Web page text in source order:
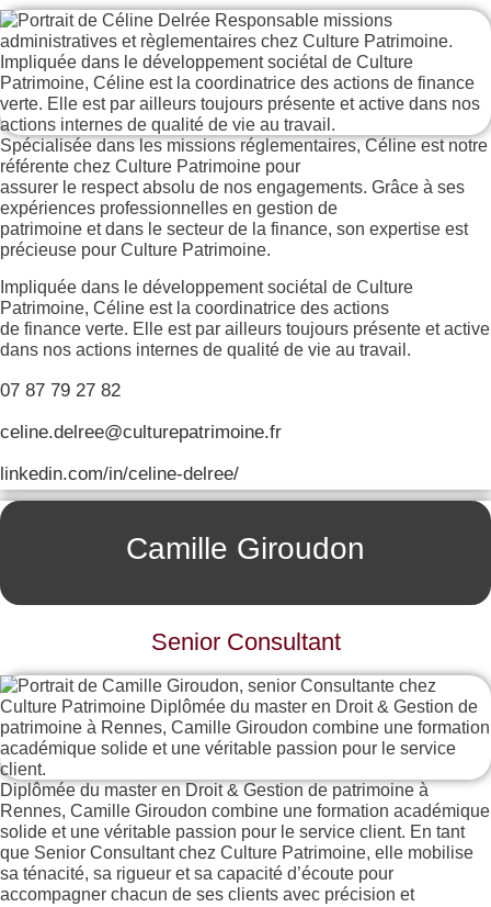
Spécialisée dans les missions réglementaires, Céline est notre
référente chez Culture Patrimoine pour
assurer le respect absolu de nos engagements. Grâce à ses
expériences professionnelles en gestion de
patrimoine et dans le secteur de la finance, son expertise est
précieuse pour Culture Patrimoine.
Impliquée dans le développement sociétal de Culture
Patrimoine, Céline est la coordinatrice des actions
de finance verte. Elle est par ailleurs toujours présente et active
dans nos actions internes de qualité de vie au travail.
07 87 79 27 82
celine.delree@culturepatrimoine.fr
linkedin.com/in/celine-delree/
Camille Giroudon
Senior Consultant
Diplômée du master en Droit & Gestion de patrimoine à
Rennes, Camille Giroudon combine une formation académique
solide et une véritable passion pour le service client. En tant
que Senior Consultant chez Culture Patrimoine, elle mobilise
sa ténacité, sa rigueur et sa capacité d’écoute pour
accompagner chacun de ses clients avec précision et